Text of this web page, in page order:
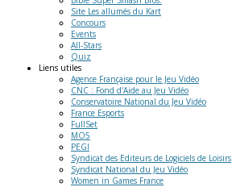
Site Les allumés du Kart
Concours
Events
All-Stars
Quiz
Liens utiles
Agence Française pour le Jeu Vidéo
CNC : Fond d'Aide au Jeu Vidéo
Conservatoire National du Jeu Vidéo
France Esports
FullSet
MO5
PEGI
Syndicat des Editeurs de Logiciels de Loisirs
Syndicat National du Jeu Vidéo
Women in Games France